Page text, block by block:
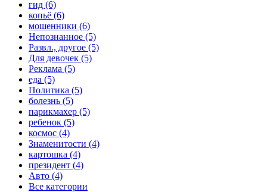
гид (6)
копьё (6)
мошенники (6)
Непознанное (5)
Развл., другое (5)
Для девочек (5)
Реклама (5)
еда (5)
Политика (5)
болезнь (5)
парикмахер (5)
ребенок (5)
космос (4)
Знаменитости (4)
картошка (4)
президент (4)
Авто (4)
Все категории